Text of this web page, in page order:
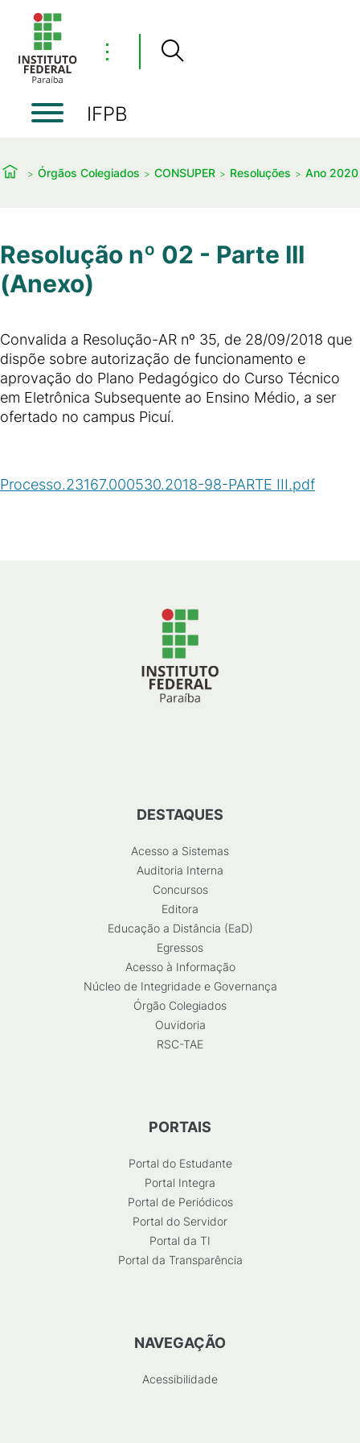
⋮
IFPB
Órgãos Colegiados CONSUPER Resoluções Ano 2020
Resolução nº 02 - Parte III
(Anexo)
Convalida a Resolução-AR nº 35, de 28/09/2018 que
dispõe sobre autorização de funcionamento e
aprovação do Plano Pedagógico do Curso Técnico
em Eletrônica Subsequente ao Ensino Médio, a ser
ofertado no campus Picuí.
Processo.23167.000530.2018-98-PARTE III.pdf
DESTAQUES
Acesso a Sistemas
Auditoria Interna
Concursos
Editora
Educação a Distância (EaD)
Egressos
Acesso à Informação
Núcleo de Integridade e Governança
Órgão Colegiados
Ouvidoria
RSC-TAE
PORTAIS
Portal do Estudante
Portal Integra
Portal de Periódicos
Portal do Servidor
Portal da TI
Portal da Transparência
NAVEGAÇÃO
Acessibilidade